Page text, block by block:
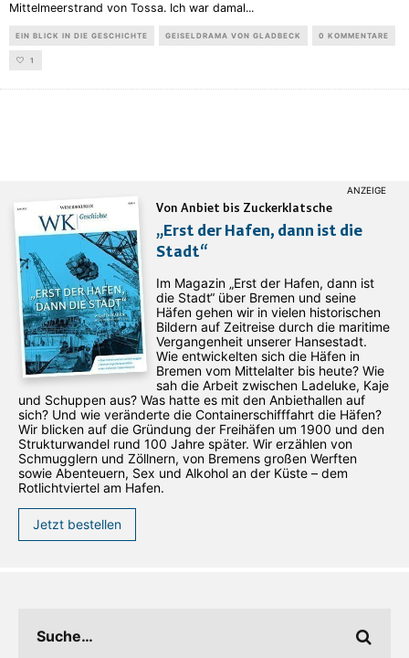
Mittelmeerstrand von Tossa. Ich war damal...
EIN BLICK IN DIE GESCHICHTE GEISELDRAMA VON GLADBECK 0 KOMMENTARE
1
Von Anbiet bis Zuckerklatsche
„Erst der Hafen, dann ist die
Stadt“
Im Magazin „Erst der Hafen, dann ist
die Stadt“ über Bremen und seine
Häfen gehen wir in vielen historischen
Bildern auf Zeitreise durch die maritime
Vergangenheit unserer Hansestadt.
Wie entwickelten sich die Häfen in
Bremen vom Mittelalter bis heute? Wie
sah die Arbeit zwischen Ladeluke, Kaje
und Schuppen aus? Was hatte es mit den Anbiethallen auf
sich? Und wie veränderte die Containerschifffahrt die Häfen?
Wir blicken auf die Gründung der Freihäfen um 1900 und den
Strukturwandel rund 100 Jahre später. Wir erzählen von
Schmugglern und Zöllnern, von Bremens großen Werften
sowie Abenteuern, Sex und Alkohol an der Küste – dem
Rotlichtviertel am Hafen.
Jetzt bestellen